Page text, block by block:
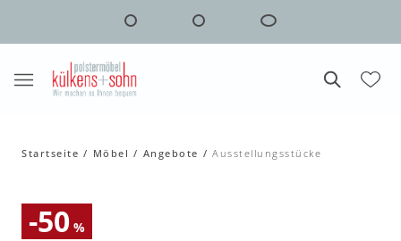
Startseite Möbel Angebote Ausstellungsstücke
-50 %